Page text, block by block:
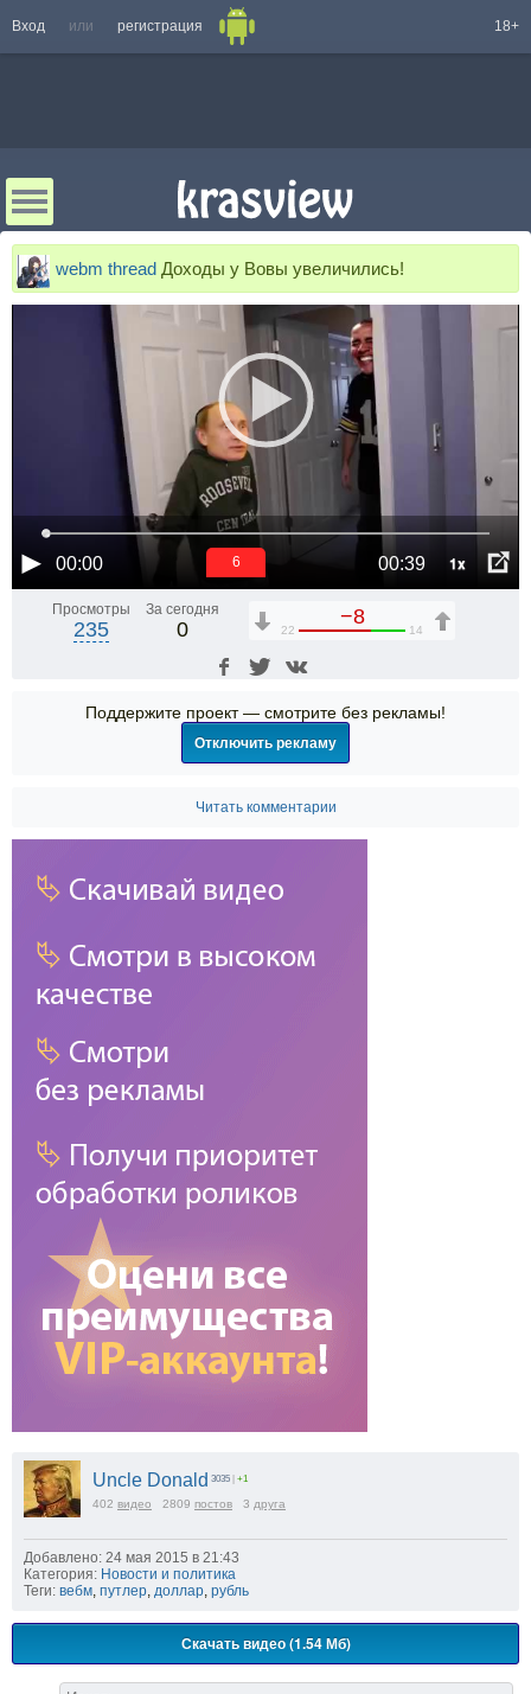
Вход или регистрация 18+
webm thread Доходы у Вовы увеличились!
00:00 00:39 1x
6
Просмотры
235
За сегодня
0
−8
22 14
Поддержите проект — смотрите без рекламы!
Отключить рекламу
Читать комментарии
Uncle Donald 3035 | +1
402 видео 2809 постов 3 друга
Добавлено: 24 мая 2015 в 21:43
Категория: Новости и политика
Теги: вебм путлер доллар рубль
Скачать видео (1.54 Мб)